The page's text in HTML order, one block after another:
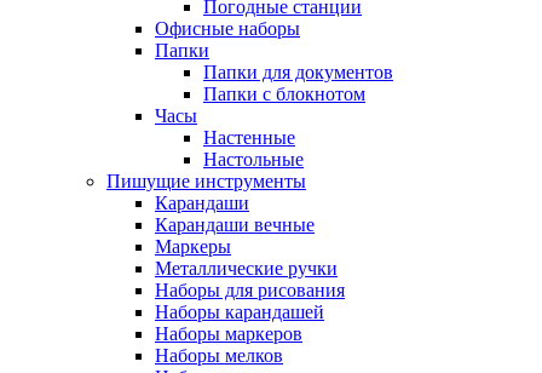
Погодные станции
Офисные наборы
Папки
Папки для документов
Папки с блокнотом
Часы
Настенные
Настольные
Пишущие инструменты
Карандаши
Карандаши вечные
Маркеры
Металлические ручки
Наборы для рисования
Наборы карандашей
Наборы маркеров
Наборы мелков